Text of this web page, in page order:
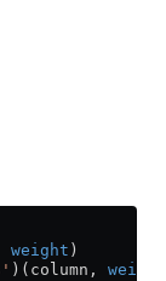
weight )
)(column, weight